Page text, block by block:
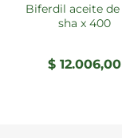
biferdil aceite de lino
sha x 400
$12.006,00